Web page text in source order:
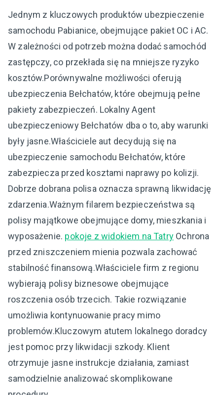
Jednym z kluczowych produktów ubezpieczenie
samochodu Pabianice, obejmujące pakiet OC i AC.
W zależności od potrzeb można dodać samochód
zastępczy, co przekłada się na mniejsze ryzyko
kosztów.Porównywalne możliwości oferują
ubezpieczenia Bełchatów, które obejmują pełne
pakiety zabezpieczeń. Lokalny Agent
ubezpieczeniowy Bełchatów dba o to, aby warunki
były jasne.Właściciele aut decydują się na
ubezpieczenie samochodu Bełchatów, które
zabezpiecza przed kosztami naprawy po kolizji.
Dobrze dobrana polisa oznacza sprawną likwidację
zdarzenia.Ważnym filarem bezpieczeństwa są
polisy majątkowe obejmujące domy, mieszkania i
wyposażenie. pokoje z widokiem na Tatry Ochrona
przed zniszczeniem mienia pozwala zachować
stabilność finansową.Właściciele firm z regionu
wybierają polisy biznesowe obejmujące
roszczenia osób trzecich. Takie rozwiązanie
umożliwia kontynuowanie pracy mimo
problemów.Kluczowym atutem lokalnego doradcy
jest pomoc przy likwidacji szkody. Klient
otrzymuje jasne instrukcje działania, zamiast
samodzielnie analizować skomplikowane